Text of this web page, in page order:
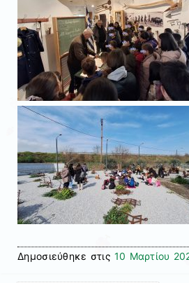
Δημοσιεύθηκε στις 10 Μαρτίου